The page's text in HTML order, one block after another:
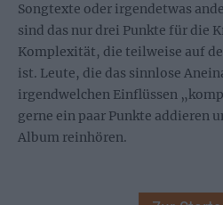
Songtexte oder irgendetwas
sind das nur drei Punkte für die
Komplexität, die teilweise auf
ist. Leute, die das sinnlose
irgendwelchen Einflüssen
gerne ein paar Punkte addieren
Album reinhören.